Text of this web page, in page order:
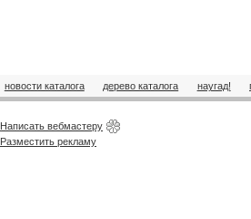
новости каталога дерево каталога наугад!
Написать вебмастеру
Разместить рекламу